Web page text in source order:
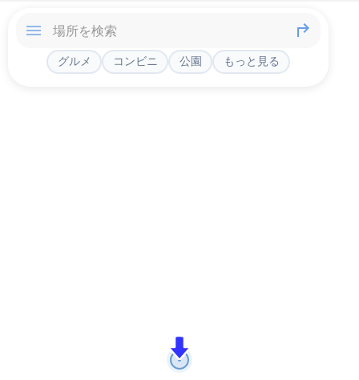
グルメ コンビニ 公園 もっと見る